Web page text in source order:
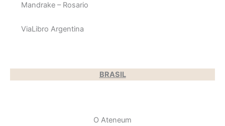
Mandrake – Rosario
ViaLibro Argentina
BRASIL
O Ateneum